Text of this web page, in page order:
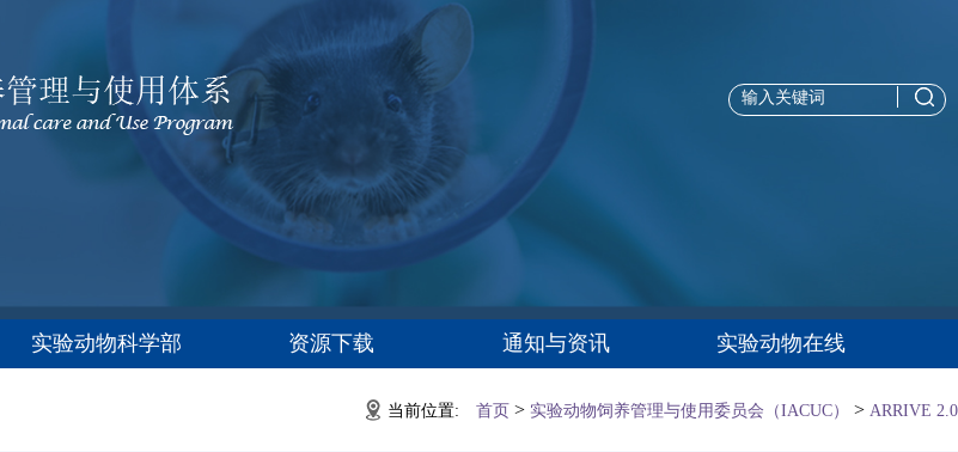
实验动物科学部 资源下载 通知与资讯 实验动物在线
当前位置: 首页 > 实验动物饲养管理与使用委员会（IACUC） > ARRIVE 2.0